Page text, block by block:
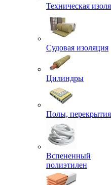
Техническая
Судовая изоляция
Цилиндры
Полы, перекрытия
Вспененный
полиэтилен